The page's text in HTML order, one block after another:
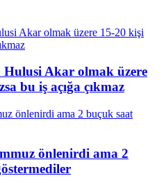
Akar olmak üzere
bu iş açığa çıkmaz
önlenirdi ama 2